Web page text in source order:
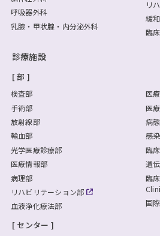
呼吸器外科
乳腺・甲状腺・内分泌外科
リ
緩
臨
診療施設
部
検査部
手術部
放射線部
輸血部
光学医療診療部
医療情報部
病理部
リハビリテーション部
血液浄化療法部
医
医
病
感
臨
遺
臨
国
センター